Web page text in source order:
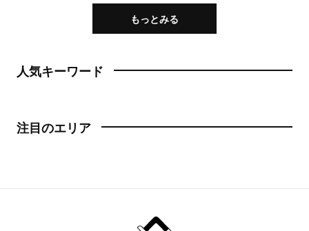
もっとみる
人気キーワード
注目のエリア